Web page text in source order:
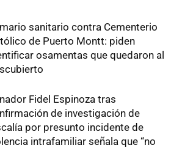
sanitario contra Cementerio
de Puerto Montt: piden
osamentas que quedaron al
Fidel Espinoza tras
de investigación de
por presunto incidente de
intrafamiliar señala que “no